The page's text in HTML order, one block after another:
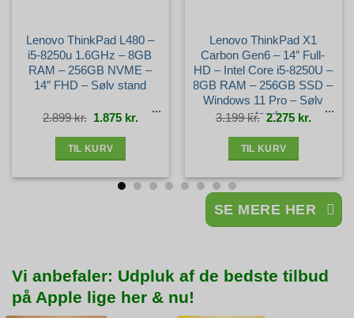
Lenovo ThinkPad L480 –
i5-8250u 1.6GHz – 8GB
RAM – 256GB NVME –
14″ FHD – Sølv stand
2.899kr. Den
oprindelige
pris
1.875 kr. Den
aktuelle
pris
TIL KURV
Lenovo ThinkPad X1
Carbon Gen6 – 14″ Full-
HD – Intel Core i5-8250U –
8GB RAM – 256GB SSD –
Windows 11 Pro – Sølv
stand
3.199kr. Den
oprindelige
pris
2.275 kr. Den
aktuelle
pris
TIL KURV
SE MERE HER
Vi anbefaler: Udpluk af de bedste tilbud
på Apple lige her & nu!